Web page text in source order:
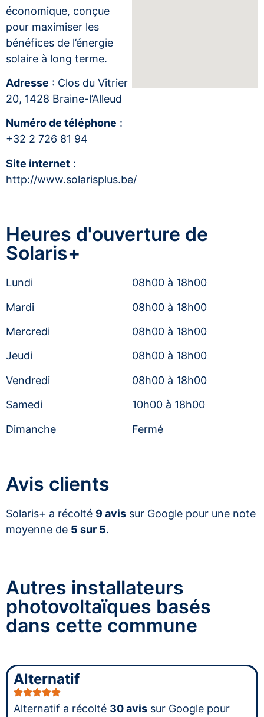
économique, conçue
pour maximiser les
bénéfices de l’énergie
solaire à long terme.
Adresse : Clos du Vitrier
20, 1428 Braine-l’Alleud
Numéro de téléphone :
+32 2 726 81 94
Site internet :
http://www.solarisplus.be/
Heures d'ouverture de
Solaris+
Lundi
08h00 à 18h00
Mardi
08h00 à 18h00
Mercredi
08h00 à 18h00
Jeudi
08h00 à 18h00
Vendredi
08h00 à 18h00
Samedi
10h00 à 18h00
Dimanche
Fermé
Avis clients
Solaris+ a récolté 9 avis sur Google pour une note
moyenne de 5 sur 5.
Autres installateurs
photovoltaïques basés
dans cette commune
Alternatif
Alternatif a récolté 30 avis sur Google pour